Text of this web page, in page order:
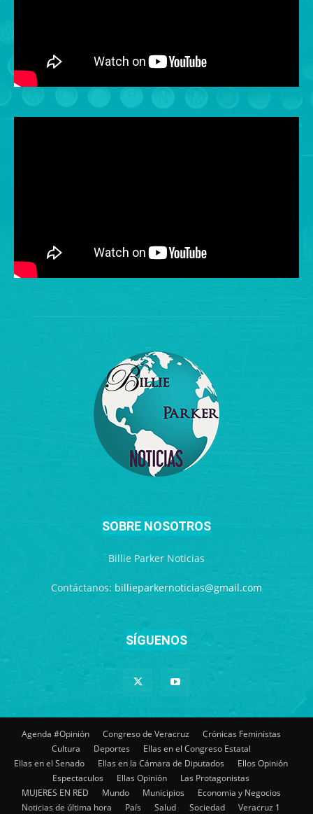
SOBRE NOSOTROS
Billie Parker Noticias
Contáctanos: billieparkernoticias@gmail.com
SÍGUENOS
Agenda #Opinión Congreso de Veracruz
Crónicas Feministas
Cultura
Deportes
Ellas en el Congreso Estatal
Ellas en el Senado
Ellas en la Cámara de Diputados
Ellos Opinión
Espectaculos
Ellas Opinión
Las Protagonistas
MUJERES EN RED
Mundo Municipios
Economia y Negocios
Noticias de última hora
País Salud Sociedad Veracruz 1